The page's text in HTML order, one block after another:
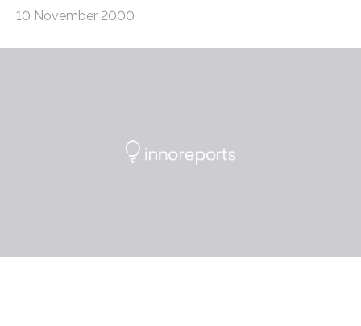
10 November 2000